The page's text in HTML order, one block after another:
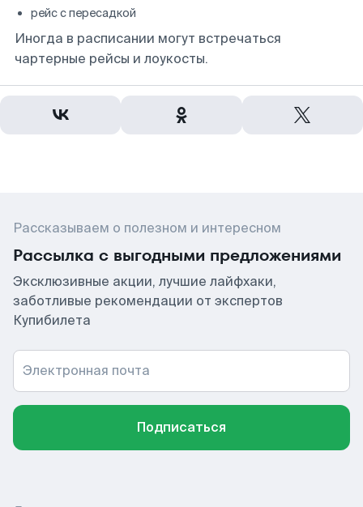
рейс с пересадкой
Иногда в расписании могут встречаться
чартерные рейсы и лоукосты.
Рассказываем о полезном и интересном
Рассылка с выгодными предложениями
Эксклюзивные акции, лучшие лайфхаки,
заботливые рекомендации от экспертов
Купибилета
Электронная почта
Подписаться